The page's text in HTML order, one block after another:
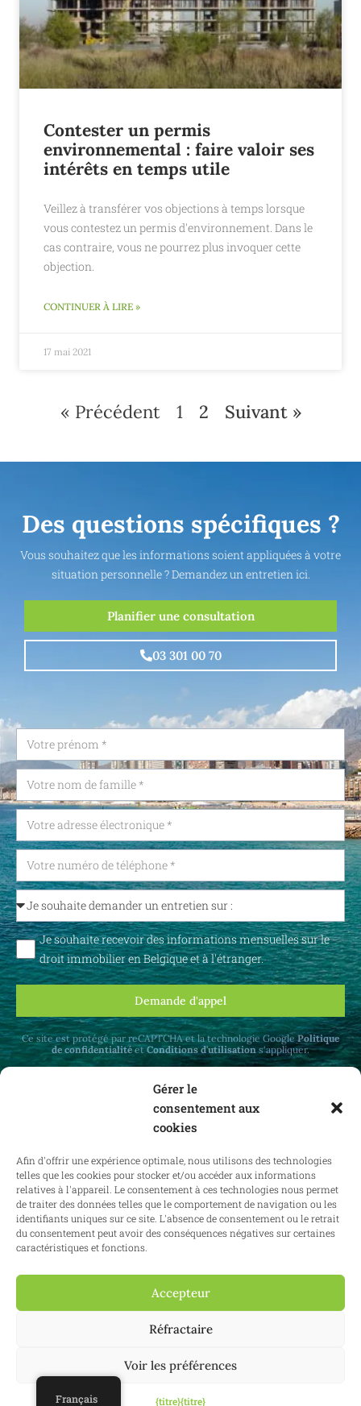
Gérer le
consentement aux
cookies
Afin d'offrir une expérience optimale, nous utilisons des technologies
telles que les cookies pour stocker et/ou accéder aux informations
relatives à l'appareil. Le consentement à ces technologies nous permet
de traiter des données telles que le comportement de navigation ou les
identifiants uniques sur ce site. L'absence de consentement ou le retrait
du consentement peut avoir des conséquences négatives sur certaines
caractéristiques et fonctions.
Accepteur
Réfractaire
Voir les préférences
{titre}{titre}
Contester un permis
environnemental : faire valoir ses
intérêts en temps utile
Veillez à transférer vos objections à temps lorsque
vous contestez un permis d'environnement. Dans le
cas contraire, vous ne pourrez plus invoquer cette
objection.
CONTINUER À LIRE »
17 mai 2021
« Précédent 1 2 Suivant »
Des questions spécifiques ?
Vous souhaitez que les informations soient appliquées à votre
situation personnelle ? Demandez un entretien ici.
Planifier une consultation
03 301 00 70
Je souhaite recevoir des informations mensuelles sur le
droit immobilier en Belgique et à l'étranger.
Demande d'appel
Ce site est protégé par reCAPTCHA et la technologie GooglePolitique
de confidentialitéetConditions d'utilisation s'appliquer.
Recevez des mises à jour mensuelles sur le
droit immobilier en Belgique et à l'étranger.
2025 Confianz - Tous droits réservés.Conditions générales d'utilisation
0713.777.468 & 0804.310.043
Site web : Synio
Français